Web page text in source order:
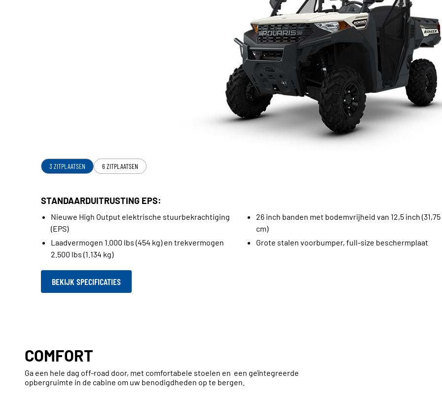
3 ZITPLAATSEN 6 ZITPLAATSEN
STANDAARDUITRUSTING EPS:
Nieuwe High Output elektrische stuurbekrachtiging
(EPS)
Laadvermogen 1.000 lbs (454 kg) en trekvermogen
2.500 lbs (1.134 kg)
26 inch banden met bodemvrijheid van 12,5 inch (31,75
cm)
Grote stalen voorbumper, full-size beschermplaat
BEKIJK SPECIFICATIES
COMFORT
Ga een hele dag off-road door, met comfortabele stoelen en een geïntegreerde
opbergruimte in de cabine om uw benodigdheden op te bergen.